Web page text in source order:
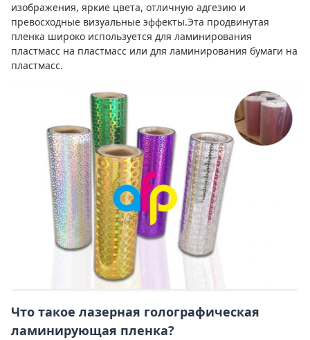
изображения, яркие цвета, отличную адгезию и
превосходные визуальные эффекты.Эта продвинутая
пленка широко используется для ламинирования
пластмасс на пластмасс или для ламинирования бумаги на
пластмасс.
Что такое лазерная голографическая
ламинирующая пленка?